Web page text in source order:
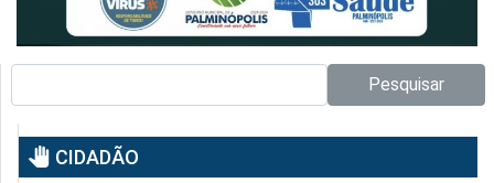
Pesquisar
pan_tool CIDADÃO